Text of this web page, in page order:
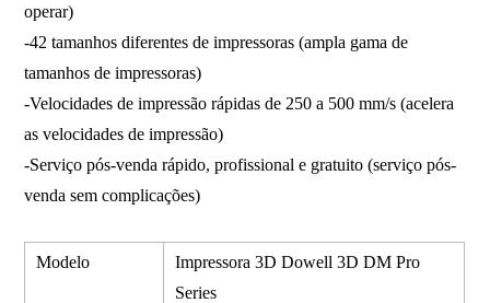
operar)
-42 tamanhos diferentes de impressoras (ampla gama de
tamanhos de impressoras)
-Velocidades de impressão rápidas de 250 a 500 mm/s (acelera
as velocidades de impressão)
-Serviço pós-venda rápido, profissional e gratuito (serviço pós-
venda sem complicações)
Modelo
Impressora 3D Dowell 3D DM Pro
Series